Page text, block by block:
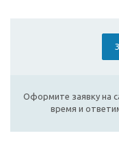
Оформите заявку на
время и